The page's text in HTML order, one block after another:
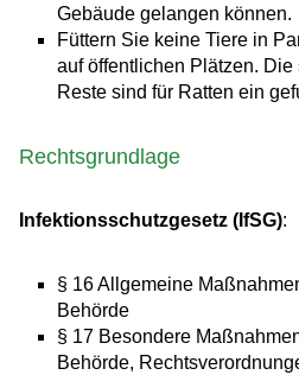
Gebäude gelangen können.
Füttern Sie keine Tiere in
auf öffentlichen Plätzen.
Reste sind für Ratten ein
Rechtsgrundlage
Infektionsschutzgesetz (IfSG):
§ 16Allgemeine
Behörde
§ 17 Besondere
Behörde,